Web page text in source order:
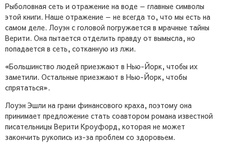
Рыболовная сеть и отражение на воде — главные символы
этой книги. Наше отражение — не всегда то, что мы есть на
самом деле. Лоуэн с головой погружается в мрачные тайны
Верити. Она пытается отделить правду от вымысла, но
попадается в сеть, сотканную из лжи.
«Большинство людей приезжают в Нью-Йорк, чтобы их
заметили. Остальные приезжают в Нью-Йорк, чтобы
спрятаться».
Лоуэн Эшли на грани финансового краха, поэтому она
принимает предложение стать соавтором романа известной
писательницы Верити Кроуфорд, которая не может
закончить рукопись из-за проблем со здоровьем.